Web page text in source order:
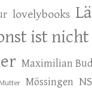
lovelybooks
ist
Maximilian
Mössingen